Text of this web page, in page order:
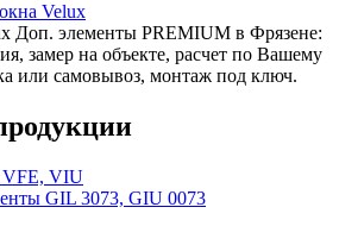
Velux
Доп. элементы PREMIUM в Фрязене:
замер на объекте, расчет по Вашему
или самовывоз, монтаж под ключ.
VFE, VIU
GIL 3073, GIU 0073